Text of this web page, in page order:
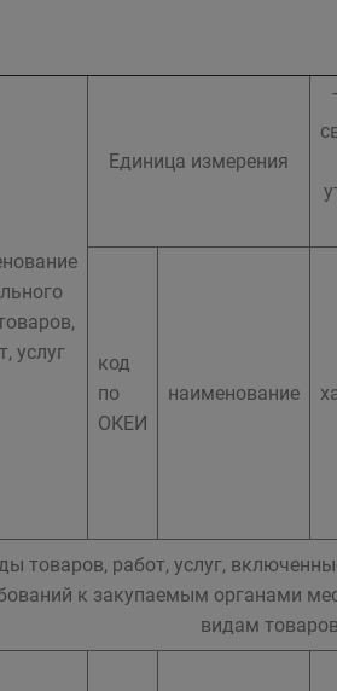
услуг
Единица измерения
код
по
ОКЕИ
наименование
товаров, работ, услуг,
к закупаемым органами
видам